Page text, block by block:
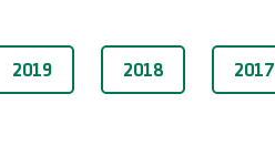
2019 2018 2017